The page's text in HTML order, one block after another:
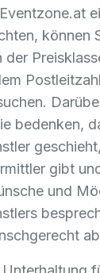
können
der
bedenken,
gibt
und